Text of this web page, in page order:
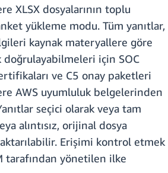
XLSX dosyalarının toplu
yükleme modu. Tüm yanıtlar,
kaynak materyallere göre
doğrulayabilmeleri için SOC
ve C5 onay paketleri
AWS uyumluluk belgelerinden
seçici olarak veya tam
alıntısız, orijinal dosya
Erişimi kontrol etmek
tarafından yönetilen ilke